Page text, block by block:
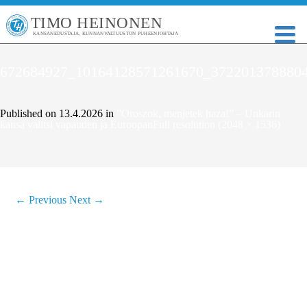
TIMO HEINONEN
KANSANEDUSTAJA, KUNNANVALTUUSTON PUHEENJOHTAJA
Published on 13.4.2026 in
← Previous Next →